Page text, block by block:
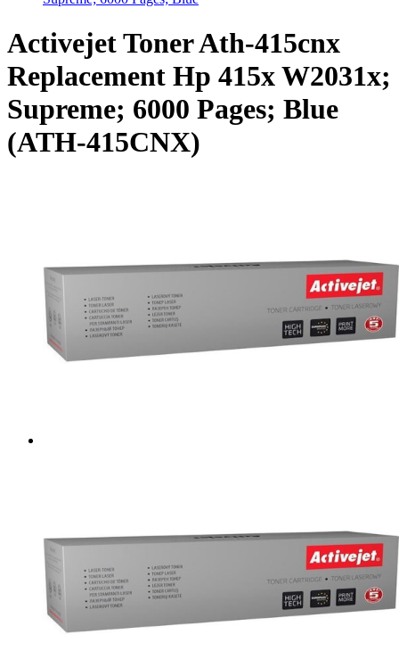
Activejet Toner Ath-415cnx
Replacement Hp 415x W2031x;
Supreme; 6000 Pages; Blue
(ATH-415CNX)